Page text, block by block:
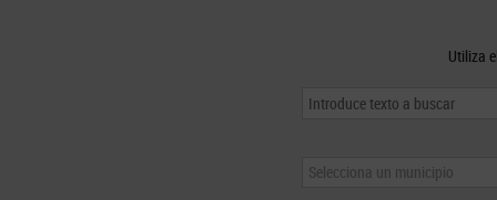
Utiliza
Selecciona un municipio